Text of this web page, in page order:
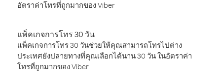
อัตราค่าโทรที่ถูกมากของ Viber
แพ็คเกจการโทร 30 วัน
แพ็คเกจการโทร 30 วันช่วยให้คุณสามารถโทรไปต่าง
ประเทศยังปลายทางที่คุณเลือกได้นาน 30 วัน ในอัตราค่า
โทรที่ถูกมากของ Viber